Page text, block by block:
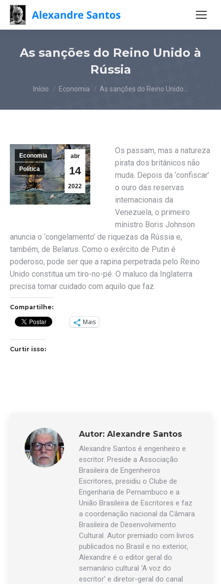
As sanções do Reino Unido à
Rússia
Você está aqui:
Início Economia As sanções do Reino Unido…
abr
14
2022
Economia
Política
Os passam, mas a natureza
pirata dos britânicos não
muda. Depois da ‘confiscar’
o ouro das reservas
internacionais da
Venezuela, o primeiro
ministro Boris Johnson
anuncia o ‘congelamento’ de riquezas da Rússia e,
também, de Belarus. Como o exército de Putin é
poderoso, pode ser que a rapina perpetrada pelo Reino
Unido constitua um tiro-no-pé. O maluco da Inglaterra
precisa tomar cuidado com aquilo que faz.
Compartilhe:
Mais
Curtir isso:
Autor: Alexandre Santos
Alexandre Santos é engenheiro e
escritor. Preside a Associação
Brasileira de Engenheiros
Escritores, presidiu o Clube de
Engenharia de Pernambuco e a
União Brasileira de Escritores e faz
a coordenação nacional da Câmara
Brasileira de Desenvolvimento
Cultural. Autor premiado com livros
publicados no Brasil e no exterior,
Alexandre é o editor geral do
semanário cultural ‘A voz do
escritor’ e diretor-geral do canal